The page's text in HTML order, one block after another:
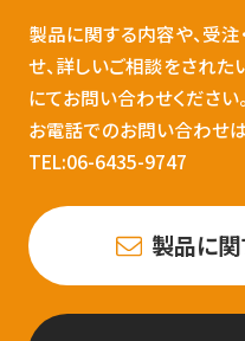
製品に関する内容や、受
せ、詳しいご相談をされ
にてお問い合わせください。
お電話でのお問い合わせ
TEL:06-6435-9747
製品に